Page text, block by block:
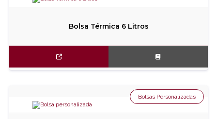
Bolsa Térmica 6 Litros
Bolsas Personalizadas